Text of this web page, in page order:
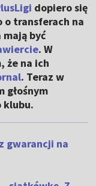
dopiero się
o transferach na
być
. W
że na ich
. Teraz w
głośnym
klubu.
gwarancji na